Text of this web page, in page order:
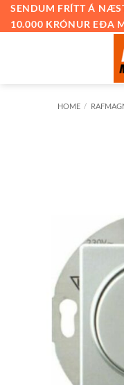
SkipSENDUM FRÍTT Á
10.000 KRÓNUR EÐA
HOME /